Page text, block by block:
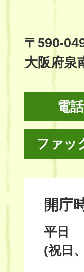
Site
〒590-
大阪府泉
電話
ファッ
開庁
平日
(祝日